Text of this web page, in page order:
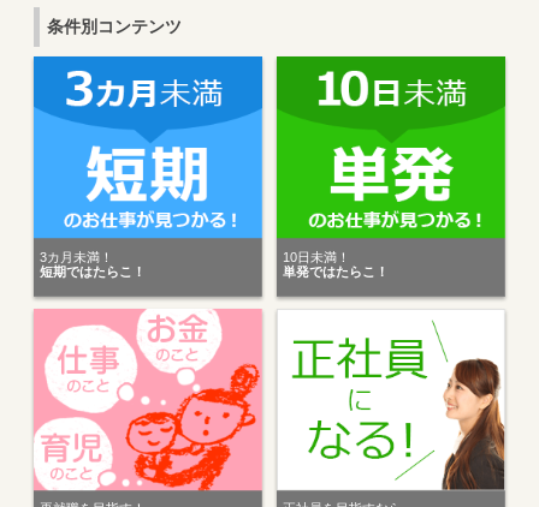
条件別コンテンツ
3カ月未満！
短期ではたらこ！
10日未満！
単発ではたらこ！